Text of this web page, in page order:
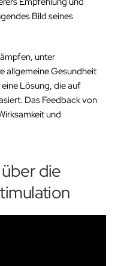
Bild seines
unter
allgemeine Gesundheit
Lösung, die auf
Das Feedback von
und
die